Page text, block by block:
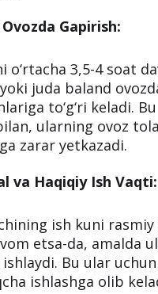
Gapirish:
o‘rtacha 3,5-4 soat
juda baland
to‘g‘ri keladi.
ularning ovoz
zarar yetkazadi.
va Haqiqiy Ish Vaqti:
ish kuni
etsa-da, amalda
ishlaydi. Bu ular
ishlashga olib